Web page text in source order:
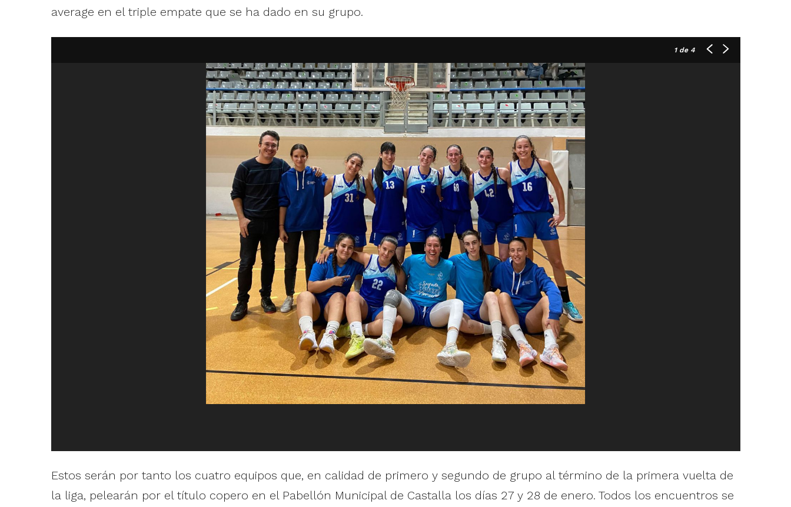
average en el triple empate que se ha dado en su grupo.
1de 4
Estos serán por tanto los cuatro equipos que, en calidad de primero y segundo de grupo al término de la primera vuelta de
la liga, pelearán por el título copero en el Pabellón Municipal de Castalla los días 27 y 28 de enero. Todos los encuentros se